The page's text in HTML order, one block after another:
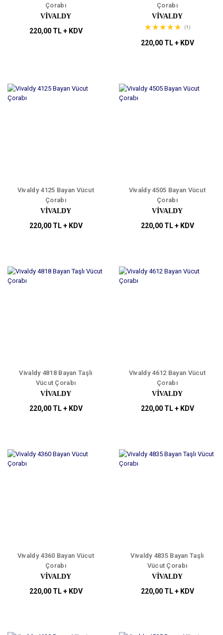
Çorabı
VİVALDY
220,00 TL + KDV
Çorabı
VİVALDY
(1)
220,00 TL + KDV
Vivaldy 4125 Bayan Vücut
Çorabı
VİVALDY
220,00 TL + KDV
Vivaldy 4505 Bayan Vücut
Çorabı
VİVALDY
220,00 TL + KDV
Vivaldy 4818 Bayan Taşlı
Vücut Çorabı
VİVALDY
220,00 TL + KDV
Vivaldy 4612 Bayan Vücut
Çorabı
VİVALDY
220,00 TL + KDV
Vivaldy 4360 Bayan Vücut
Çorabı
VİVALDY
220,00 TL + KDV
Vivaldy 4835 Bayan Taşlı
Vücut Çorabı
VİVALDY
220,00 TL + KDV